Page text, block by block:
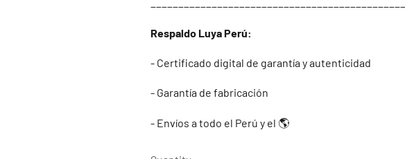
Respaldo Luya Perú:
- Certificado digital de garantía y autenticidad
- Garantía de fabricación
- Envíos a todo el Perú y el 🌎